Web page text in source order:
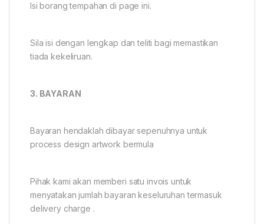
Isi borang tempahan di page ini.
Sila isi dengan lengkap dan teliti bagi memastikan
tiada kekeliruan.
3. BAYARAN
Bayaran hendaklah dibayar sepenuhnya untuk
process design artwork bermula
Pihak kami akan memberi satu invois untuk
menyatakan jumlah bayaran keseluruhan termasuk
delivery charge .